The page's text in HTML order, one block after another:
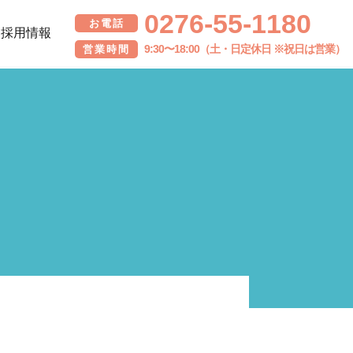
採用情報
お電話 0276-55-1180
営業時間 9:30〜18:00（土・日定休日 ※祝日は営業）